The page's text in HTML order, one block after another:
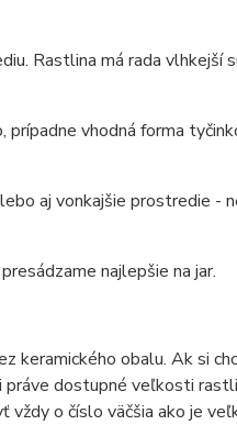
Rastlina má rada vlhkejší
vhodná forma
aj vonkajšie prostredie -
najlepšie na jar.
keramického obalu. Ak si
práve dostupné veľkosti
vždy o číslo väčšia ako je